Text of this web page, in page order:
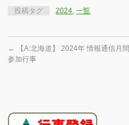
投稿タグ 2024,一覧
←
【A:北海道】 2024年 情報通信月間
参加行事